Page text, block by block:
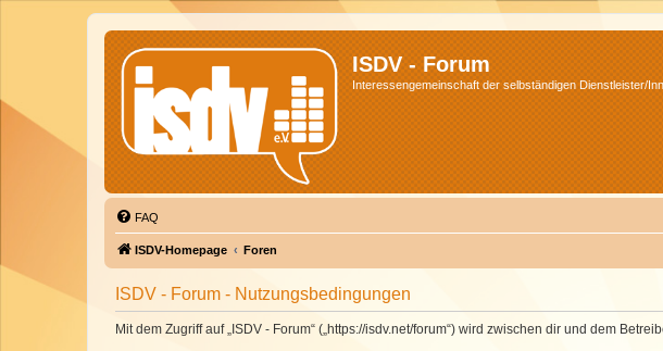
ISDV - Forum
Interessengemeinschaft der selbständigen Dienstleister/
FAQ
ISDV-Homepage Foren
ISDV - Forum - Nutzungsbedingungen
Mit dem Zugriff auf „ISDV - Forum“ („https://isdv.net/forum“) wird zwischen dir und dem